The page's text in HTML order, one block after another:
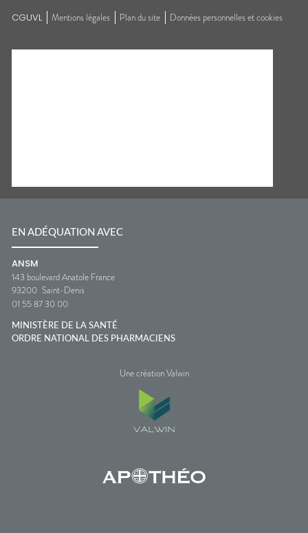
CGUVL Mentions légales Plan du site Données personnelles et cookies
EN ADÉQUATION AVEC
ANSM
143 boulevard Anatole France
93200 Saint-Denis
01 55 87 30 00
MINISTÈRE DE LA SANTÉ
ORDRE NATIONAL DES PHARMACIENS
Une création Valwin